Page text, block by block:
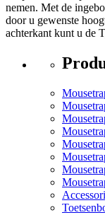
nemen. Met de
door u gewenste
achterkant kunt u de